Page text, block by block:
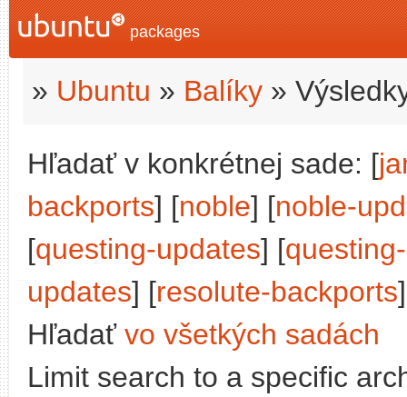
packages
» Ubuntu » Balíky »
Hľadať v konkrétnej sade: [
backports] [noble] [noble-
[questing-updates] [
updates] [resolute-backports
Hľadať vo všetkých sadách
Limit search to a specific